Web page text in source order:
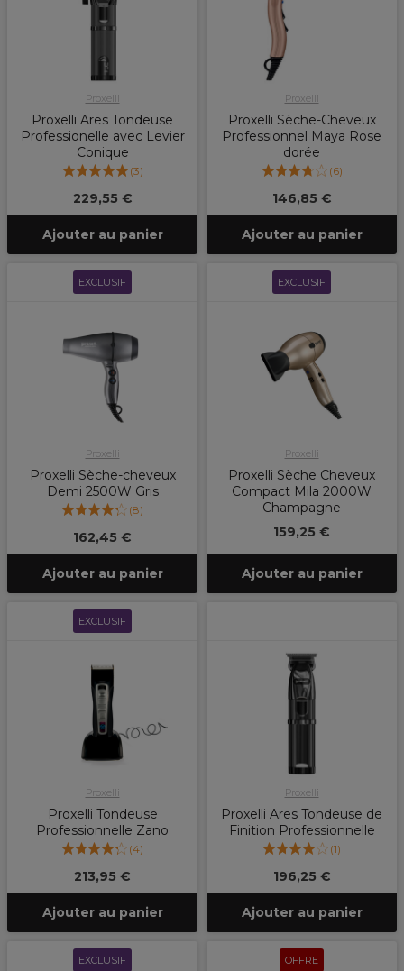
Proxelli
Proxelli Ares Tondeuse
Professionelle avec Levier
Conique
(3)
229,55 €
Ajouter au panier
Proxelli
Proxelli Sèche-Cheveux
Professionnel Maya Rose
dorée
(6)
146,85 €
Ajouter au panier
EXCLUSIF
Proxelli
Proxelli Sèche-cheveux
Demi 2500W Gris
(8)
162,45 €
Ajouter au panier
EXCLUSIF
Proxelli
Proxelli Sèche Cheveux
Compact Mila 2000W
Champagne
159,25 €
Ajouter au panier
EXCLUSIF
Proxelli
Proxelli Tondeuse
Professionnelle Zano
(4)
213,95 €
Ajouter au panier
Proxelli
Proxelli Ares Tondeuse de
Finition Professionnelle
(1)
196,25 €
Ajouter au panier
EXCLUSIF OFFRE